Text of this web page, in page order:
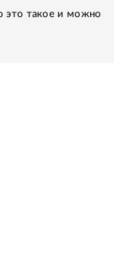
это такое и можно